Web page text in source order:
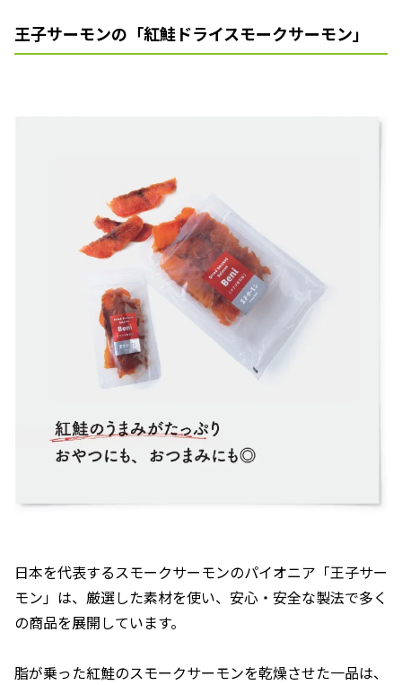
王子サーモンの「紅鮭ドライスモークサーモン」
日本を代表するスモークサーモンのパイオニア「王子サー
モン」は、厳選した素材を使い、安心・安全な製法で多く
の商品を展開しています。
脂が乗った紅鮭のスモークサーモンを乾燥させた一品は、